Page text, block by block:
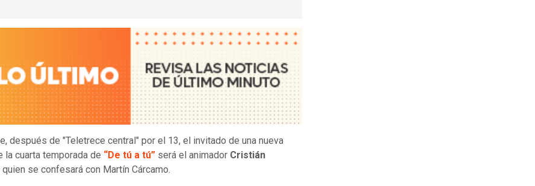
después de "Teletrece central" por el 13, el invitado de una nueva
la cuarta temporada de “De tú a tú” será el animador Cristián
quien se confesará con Martín Cárcamo.